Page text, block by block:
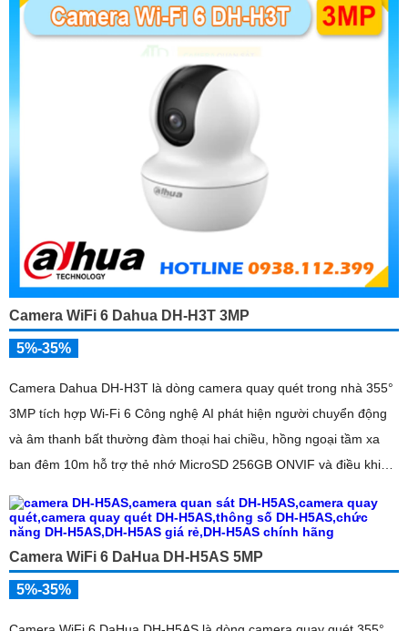
Camera WiFi 6 Dahua DH-H3T 3MP
5%-35%
Camera Dahua DH-H3T là dòng camera quay quét trong nhà 355°
3MP tích hợp Wi-Fi 6 Công nghệ AI phát hiện người chuyển động
và âm thanh bất thường đàm thoại hai chiều, hồng ngoại tầm xa
ban đêm 10m hỗ trợ thẻ nhớ MicroSD 256GB ONVIF và điều khiển
Camera WiFi 6 DaHua DH-H5AS 5MP
5%-35%